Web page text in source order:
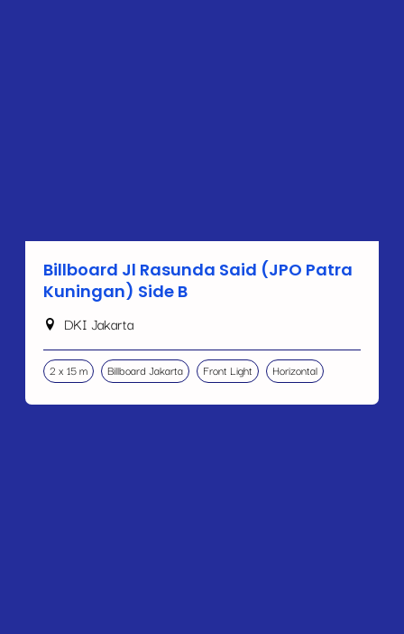
Billboard Jl Rasunda Said (JPO Patra
Kuningan) Side B
DKI Jakarta
2 x 15 m Billboard Jakarta Front Light Horizontal